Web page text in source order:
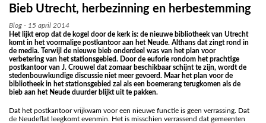
Bieb Utrecht, herbezinning en herbestemming
Blog - 15 april 2014
Het lijkt erop dat de kogel door de kerk is: de nieuwe bibliotheek van Utrecht
komt in het voormalige postkantoor aan het Neude. Althans dat zingt rond in
de media. Terwijl de nieuwe bieb onderdeel was van het plan voor
verbetering van het stationsgebied. Door de euforie rondom het prachtige
postkantoor van J. Crouwel dat zomaar beschikbaar schijnt te zijn, wordt de
stedenbouwkundige discussie niet meer gevoerd. Maar het plan voor de
bibliotheek in het stationsgebied zal als een boemerang terugkomen als de
bieb aan het Neude duurder blijkt uit te pakken.
Dat het postkantoor vrijkwam voor een nieuwe functie is geen verrassing. Dat
de Neudeflat leegkomt evenmin. Het is misschien verrassend dat gemeenten